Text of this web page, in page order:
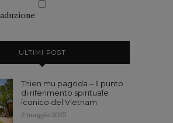
ULTIMI POST
Thien mu pagoda – Il punto
di riferimento spirituale
iconico del Vietnam
2 maggio 2025